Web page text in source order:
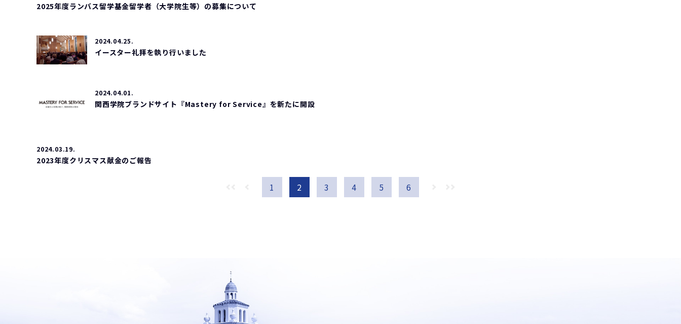
2025年度ランバス留学基金留学者（大学院生等）の募集について
2024.04.25.
イースター礼拝を執り行いました
2024.04.01.
関西学院ブランドサイト『Mastery for Service』を新たに開設
2024.03.19.
2023年度クリスマス献金のご報告
1 2 3 4 5 6